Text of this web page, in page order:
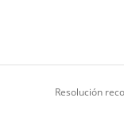
Resolución